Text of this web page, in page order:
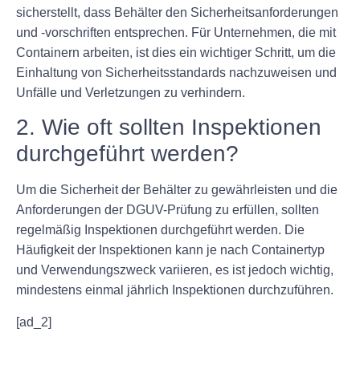
sicherstellt, dass Behälter den Sicherheitsanforderungen
und -vorschriften entsprechen. Für Unternehmen, die mit
Containern arbeiten, ist dies ein wichtiger Schritt, um die
Einhaltung von Sicherheitsstandards nachzuweisen und
Unfälle und Verletzungen zu verhindern.
2. Wie oft sollten Inspektionen
durchgeführt werden?
Um die Sicherheit der Behälter zu gewährleisten und die
Anforderungen der DGUV-Prüfung zu erfüllen, sollten
regelmäßig Inspektionen durchgeführt werden. Die
Häufigkeit der Inspektionen kann je nach Containertyp
und Verwendungszweck variieren, es ist jedoch wichtig,
mindestens einmal jährlich Inspektionen durchzuführen.
[ad_2]